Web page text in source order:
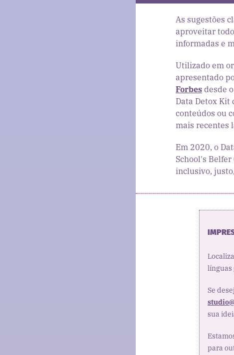
As sugestões
aproveitar
informadas e
Utilizado em
apresentado
Forbes desde
Data Detox Kit
conteúdos ou
mais recentes
Em 2020, o
School's
inclusivo,
línguas
Se
sua
para